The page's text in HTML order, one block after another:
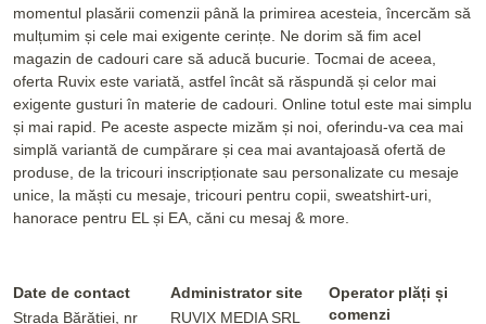
momentul plasării comenzii până la primirea acesteia, încercăm să
mulțumim și cele mai exigente cerințe. Ne dorim să fim acel
magazin de cadouri care să aducă bucurie. Tocmai de aceea,
oferta Ruvix este variată, astfel încât să răspundă și celor mai
exigente gusturi în materie de cadouri. Online totul este mai simplu
și mai rapid. Pe aceste aspecte mizăm și noi, oferindu-va cea mai
simplă variantă de cumpărare și cea mai avantajoasă ofertă de
produse, de la tricouri inscripționate sau personalizate cu mesaje
unice, la măști cu mesaje, tricouri pentru copii, sweatshirt-uri,
hanorace pentru EL și EA, căni cu mesaj & more.
Date de contact
Strada Bărăției, nr
Administrator site
RUVIX MEDIA SRL
Operator plăți și
comenzi